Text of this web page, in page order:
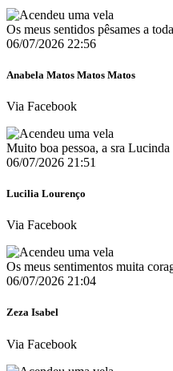
Os meus sentidos pêsames a
06/07/2026 22:56
Anabela Matos Matos Matos
Via Facebook
Muito boa pessoa, a sra Lucinda
06/07/2026 21:51
Lucilia Lourenço
Via Facebook
Os meus sentimentos muita
06/07/2026 21:04
Zeza Isabel
Via Facebook